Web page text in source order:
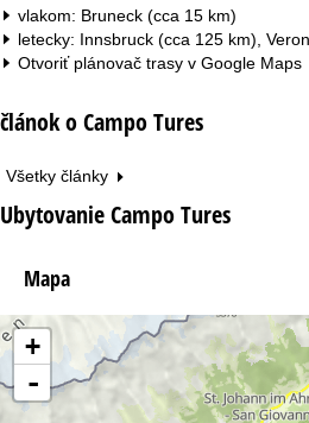
vlakom: Bruneck (cca 15 km)
letecky: Innsbruck (cca 125 km),
Otvoriť plánovač trasy v Google Maps
článok o Campo Tures
Všetky články
Ubytovanie Campo Tures
Mapa
+
-